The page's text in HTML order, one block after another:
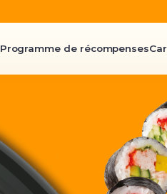
Programme de récompenses